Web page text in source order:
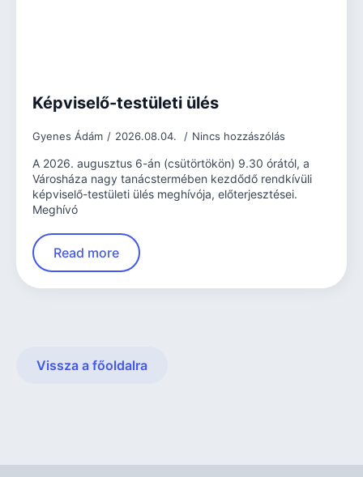
Képviselő-testületi ülés
Gyenes Ádám 2026.08.04. Nincs hozzászólás
A 2026. augusztus 6-án (csütörtökön) 9.30 órától, a
Városháza nagy tanácstermében kezdődő rendkívüli
képviselő-testületi ülés meghívója, előterjesztései.
Meghívó
Read more
Vissza a főoldalra